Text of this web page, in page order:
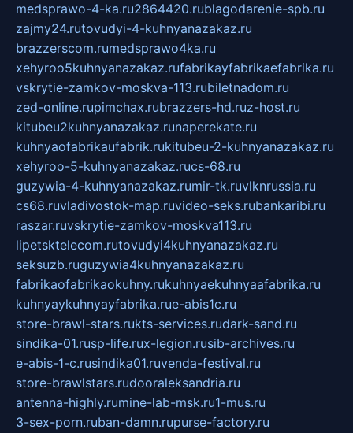
medsprawo-4-ka.ru2864420.rublagodarenie-spb.ru
zajmy24.rutovudyi-4-kuhnyanazakaz.ru
brazzerscom.rumedsprawo4ka.ru
xehyroo5kuhnyanazakaz.rufabrikayfabrikaefabrika.ru
vskrytie-zamkov-moskva-113.rubiletnadom.ru
zed-online.rupimchax.rubrazzers-hd.ruz-host.ru
kitubeu2kuhnyanazakaz.runaperekate.ru
kuhnyaofabrikaufabrik.rukitubeu-2-kuhnyanazakaz.ru
xehyroo-5-kuhnyanazakaz.rucs-68.ru
guzywia-4-kuhnyanazakaz.rumir-tk.ruvlknrussia.ru
cs68.ruvladivostok-map.ruvideo-seks.rubankaribi.ru
raszar.ruvskrytie-zamkov-moskva113.ru
lipetsktelecom.rutovudyi4kuhnyanazakaz.ru
seksuzb.ruguzywia4kuhnyanazakaz.ru
fabrikaofabrikaokuhny.rukuhnyaekuhnyaafabrika.ru
kuhnyaykuhnyayfabrika.rue-abis1c.ru
store-brawl-stars.rukts-services.rudark-sand.ru
sindika-01.rusp-life.rux-legion.rusib-archives.ru
e-abis-1-c.rusindika01.ruvenda-festival.ru
store-brawlstars.rudooraleksandria.ru
antenna-highly.rumine-lab-msk.ru1-mus.ru
3-sex-porn.ruban-damn.rupurse-factory.ru